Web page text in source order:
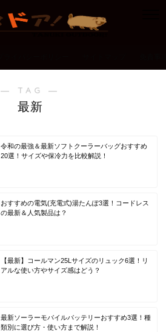
― TAG ―
最新
令和の最強＆最新ソフトクーラーバッグおすすめ
20選！サイズや保冷力を比較解説！
おすすめの電気(充電式)湯たんぽ3選！コードレス
の最新＆人気製品は？
【最新】コールマン25Lサイズのリュック6選！リ
アルな使い方やサイズ感はどう？
最新ソーラーモバイルバッテリーおすすめ3選！種
類別に選び方・使い方まで解説！